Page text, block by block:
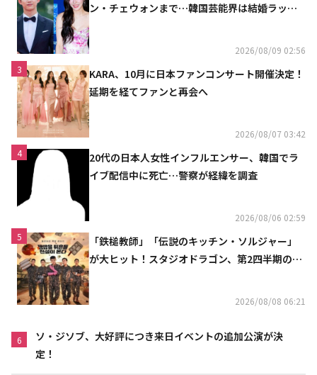
ン・チェウォンまで…韓国芸能界は結婚ラッシ
2026/08/09 02:56
3
KARA、10月に日本ファンコンサート開催決定！
延期を経てファンと再会へ
2026/08/07 03:42
4
20代の日本人女性インフルエンサー、韓国でラ
イブ配信中に死亡…警察が経緯を調査
2026/08/06 02:59
5
「鉄槌教師」「伝説のキッチン・ソルジャー」
が大ヒット！スタジオドラゴン、第2四半期の売
2026/08/08 06:21
6
ソ・ジソブ、大好評につき来日イベントの追加公演が決
定！